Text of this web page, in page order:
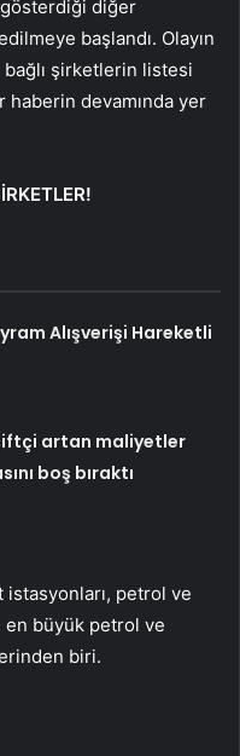
gösterdiği diğer
başlandı. Olayın
bağlı şirketlerin listesi
haberin devamında yer
Alışverişi Hareketli
artan maliyetler
boş bıraktı
istasyonları, petrol ve
büyük petrol ve
biri.